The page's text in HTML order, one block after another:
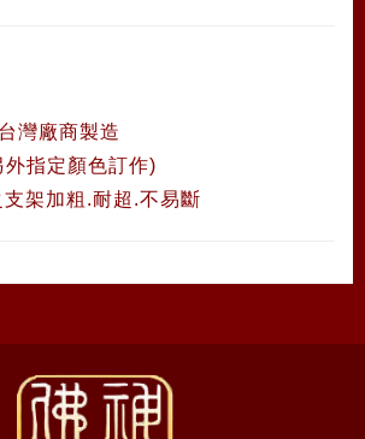
灣廠商製造
指定顏色訂作)
架加粗.耐超.不易斷